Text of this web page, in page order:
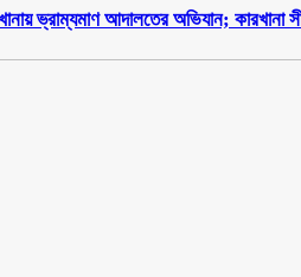
ভ্রাম্যমাণ আদালতের অভিযান; কারখানা